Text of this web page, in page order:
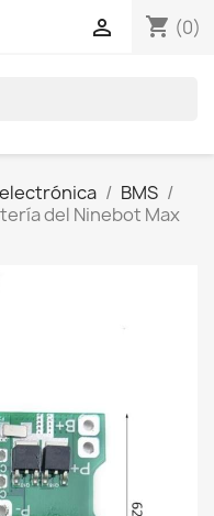
shopping_cart (0)

BMS
del Ninebot Max